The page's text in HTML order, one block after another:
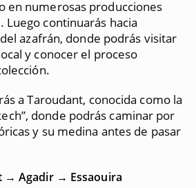
en numerosas producciones
Luego continuarás hacia
azafrán, donde podrás visitar
y conocer el proceso
a Taroudant, conocida como la
donde podrás caminar por
y su medina antes de pasar
→ Agadir → Essaouira